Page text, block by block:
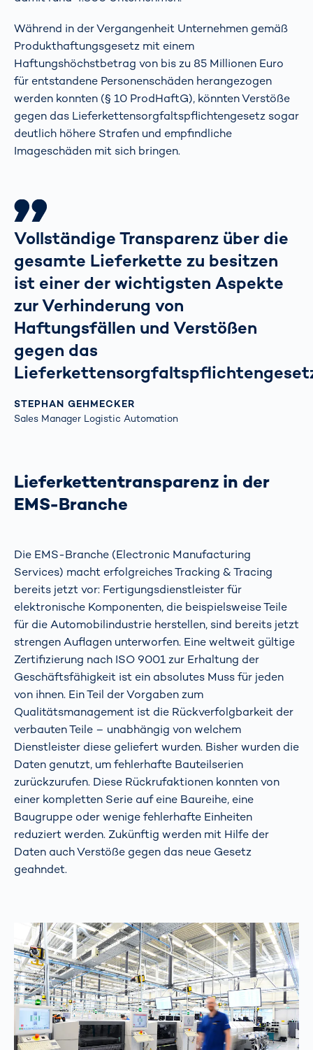
Während in der Vergangenheit Unternehmen gemäß
Produkthaftungsgesetz mit einem
Haftungshöchstbetrag von bis zu 85 Millionen Euro
für entstandene Personenschäden herangezogen
werden konnten (§ 10 ProdHaftG), könnten Verstöße
gegen das Lieferkettensorgfaltspflichtengesetz sogar
deutlich höhere Strafen und empfindliche
Imageschäden mit sich bringen.
Vollständige Transparenz über die
gesamte Lieferkette zu besitzen
ist einer der wichtigsten Aspekte
zur Verhinderung von
Haftungsfällen und Verstößen
gegen das
STEPHAN GEHMECKER
Sales Manager Logistic Automation
Lieferkettentransparenz in der
EMS-Branche
Die EMS-Branche (Electronic Manufacturing
Services) macht erfolgreiches Tracking & Tracing
bereits jetzt vor: Fertigungsdienstleister für
elektronische Komponenten, die beispielsweise Teile
für die Automobilindustrie herstellen, sind bereits jetzt
strengen Auflagen unterworfen. Eine weltweit gültige
Zertifizierung nach ISO 9001 zur Erhaltung der
Geschäftsfähigkeit ist ein absolutes Muss für jeden
von ihnen. Ein Teil der Vorgaben zum
Qualitätsmanagement ist die Rückverfolgbarkeit der
verbauten Teile – unabhängig von welchem
Dienstleister diese geliefert wurden. Bisher wurden die
Daten genutzt, um fehlerhafte Bauteilserien
zurückzurufen. Diese Rückrufaktionen konnten von
einer kompletten Serie auf eine Baureihe, eine
Baugruppe oder wenige fehlerhafte Einheiten
reduziert werden. Zukünftig werden mit Hilfe der
Daten auch Verstöße gegen das neue Gesetz
geahndet.